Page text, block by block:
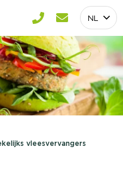
NL
vleesvervangers